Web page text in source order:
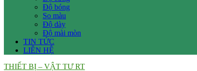
Độ bóng
So màu
Độ dày
Độ mài mòn
TIN TỨC
LIÊN HỆ
THIẾT BỊ – VẬT TƯ RT